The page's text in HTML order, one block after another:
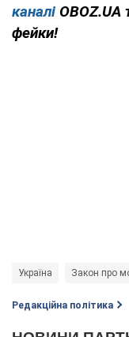
каналі OBOZ.UA
фейки!
Україна Закон про
Редакційна політика